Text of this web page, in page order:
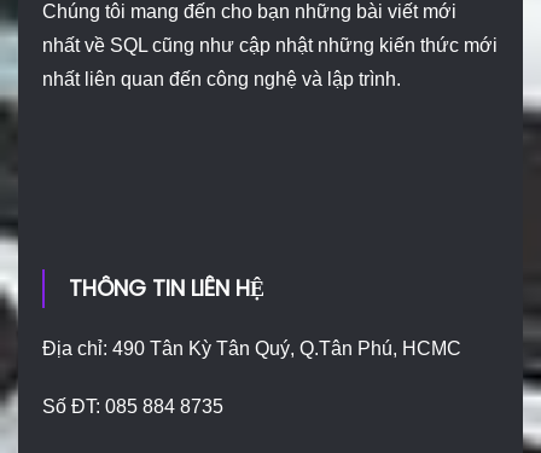
Chúng tôi mang đến cho bạn những bài viết mới
nhất về SQL cũng như cập nhật những kiến thức mới
nhất liên quan đến công nghệ và lập trình.
THÔNG TIN LIÊN HỆ
Địa chỉ: 490 Tân Kỳ Tân Quý, Q.Tân Phú, HCMC
Số ĐT: 085 884 8735